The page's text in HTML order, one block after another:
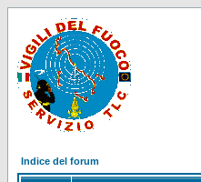
Indice del forum